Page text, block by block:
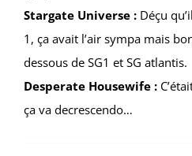
Stargate Universe :Déçu
1, ça avait l’air sympa mais
dessous de SG1 et SG atlantis.
Desperate Housewife :
ça va decrescendo…